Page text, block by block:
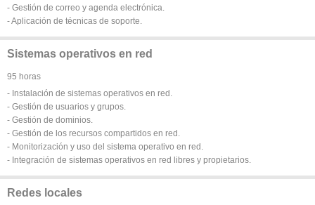
- Gestión de correo y agenda electrónica.
- Aplicación de técnicas de soporte.
Sistemas operativos en red
95 horas
- Instalación de sistemas operativos en red.
- Gestión de usuarios y grupos.
- Gestión de dominios.
- Gestión de los recursos compartidos en red.
- Monitorización y uso del sistema operativo en red.
- Integración de sistemas operativos en red libres y propietarios.
Redes locales